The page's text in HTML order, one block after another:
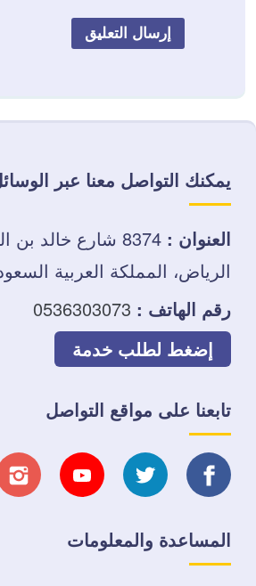
يمكنك التواصل معنا عبر
العنوان :
8374 شارع خالد
الرياض، المملكة العربية
رقم الهاتف : 0536303073
إضغط لطلب خدمة
تابعنا على مواقع التواصل
تابعنا
على
تابعنا
على
تابعنا
المساعدة والمعلومات